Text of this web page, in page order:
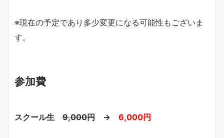
※現在の予定であり多少変更になる可能性もございま
す。
参加費
スクール生 9,000円 → 6,000円